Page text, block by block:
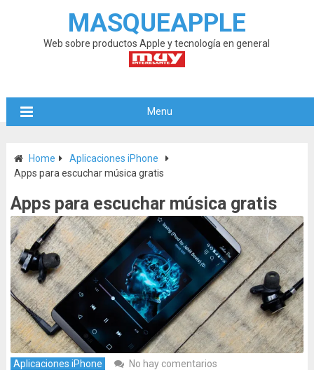
MASQUEAPPLE
Web sobre productos Apple y tecnología en general
Menu
Home
Aplicaciones iPhone
Apps para escuchar música gratis
Apps para escuchar música gratis
Aplicaciones iPhone
No hay comentarios